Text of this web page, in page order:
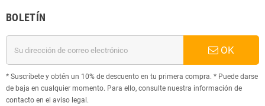
BOLETÍN
OK
* Suscríbete y obtén un 10% de descuento en tu primera compra. * Puede darse
de baja en cualquier momento. Para ello, consulte nuestra información de
contacto en el aviso legal.